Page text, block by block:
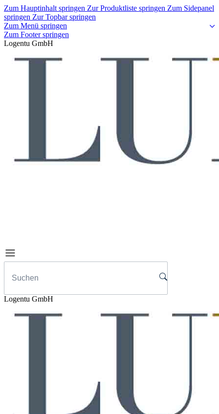
Zum Hauptinhalt springen Zur Produktliste springen Zum Sidepanel
springen Zur Topbar springen
Zum Menü springen
Zum Footer springen
Logentu GmbH
Logentu GmbH